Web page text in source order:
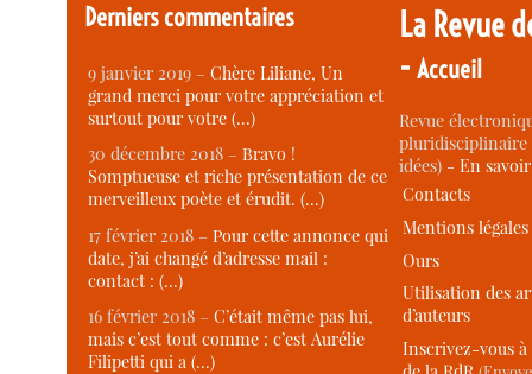
Derniers commentaires
9 janvier 2019 –Chère Liliane, Un
grand merci pour votre appréciation et
surtout pour votre (…)
30 décembre 2018 –Bravo !
Somptueuse et riche présentation de ce
merveilleux poète et érudit. (…)
17 février 2018 –Pour cette annonce qui
date, j’ai changé d’adresse mail :
contact : (…)
16 février 2018 –C’était même pas lui,
mais c’est tout comme : c’est Aurélie
Filipetti qui a (…)
La Revue
-Accueil
Revue
idées) -En
Contacts
Mentions légales
Ours
Utilisation des
d’auteurs
Inscrivez-vous